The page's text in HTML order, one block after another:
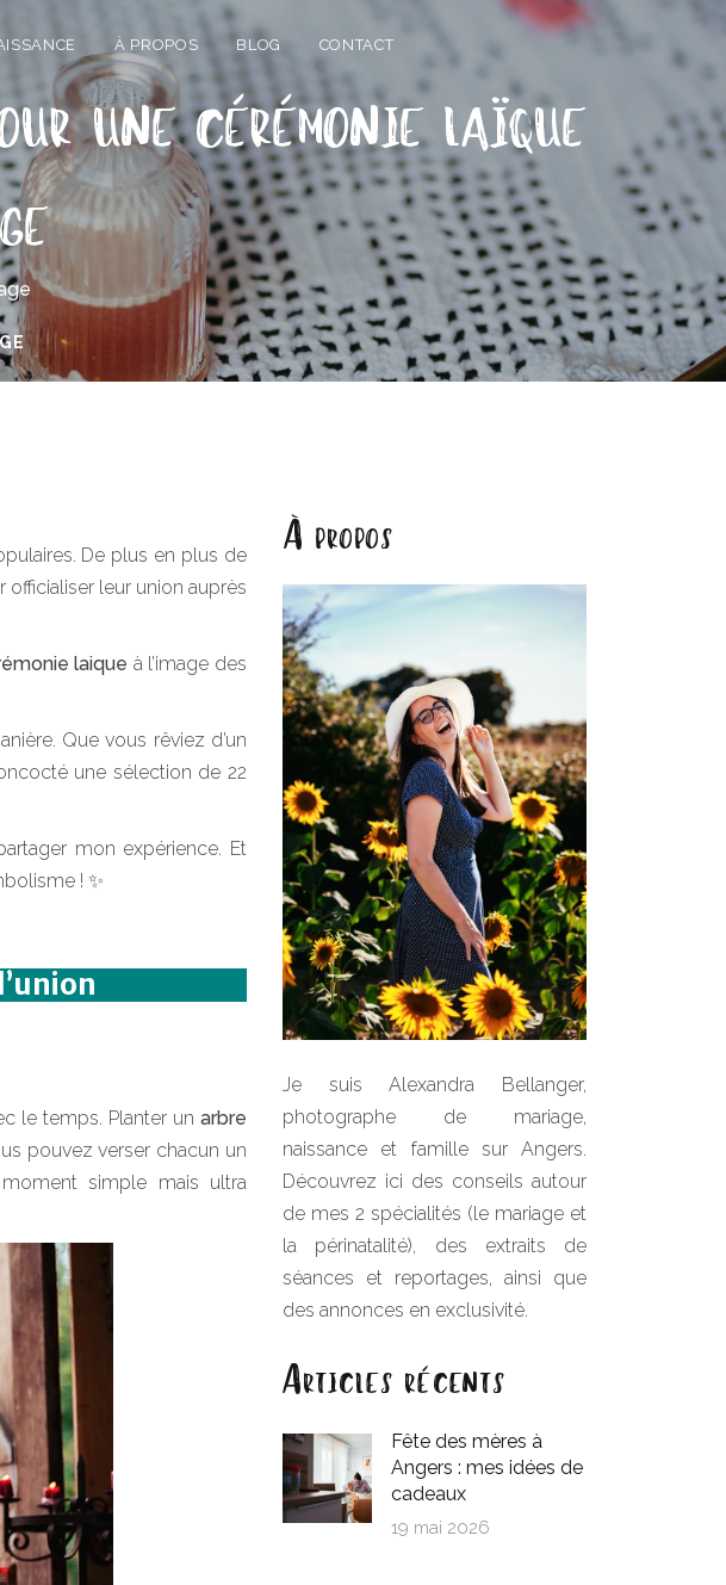
À PROPOS BLOG CONTACT
une cérémonie laïque
De plus en plus de
leur union auprès
laique à l’image des
Que vous rêviez d’un
une sélection de 22
mon expérience. Et
! ✨
le temps. Planter unarbre
pouvez verser chacun un
simple mais ultra
À propos
Je suis Alexandra Bellanger,
photographe de mariage,
naissance et famille sur Angers.
Découvrez ici des conseils autour
de mes 2 spécialités (le mariage et
la périnatalité), des extraits de
séances et reportages, ainsi que
des annonces en exclusivité.
Articles récents
Fête des mères à
Angers : mes idées de
cadeaux
19 mai 2026